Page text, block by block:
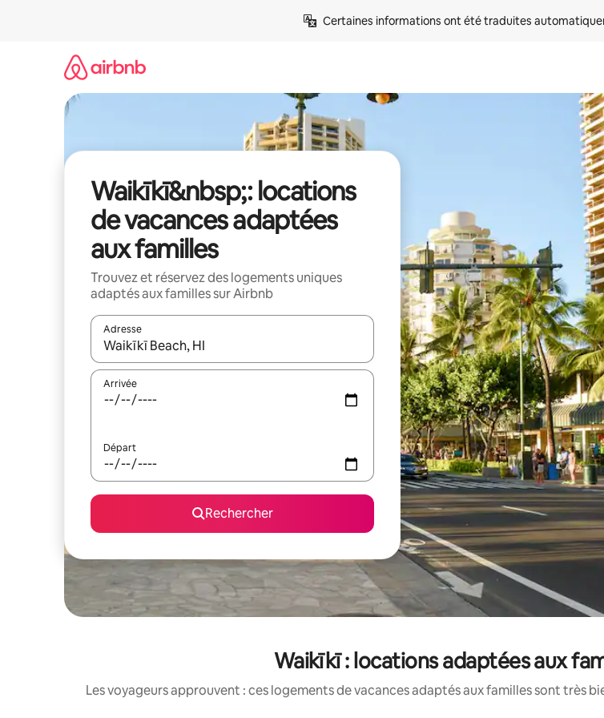
Certaines informations ont été traduites
Waikīkī&nbsp;: locations
de vacances adaptées
aux familles
Trouvez et réservez des logements uniques
adaptés aux familles sur Airbnb
Adresse
Lorsque les résultats s'affichent, utilisez les flèches vers le haut et vers le bas pour les parcourir
Arrivée
Départ
Rechercher
Waikīkī : locations adaptées aux
Les voyageurs approuvent : ces logements de vacances adaptés aux familles sont très